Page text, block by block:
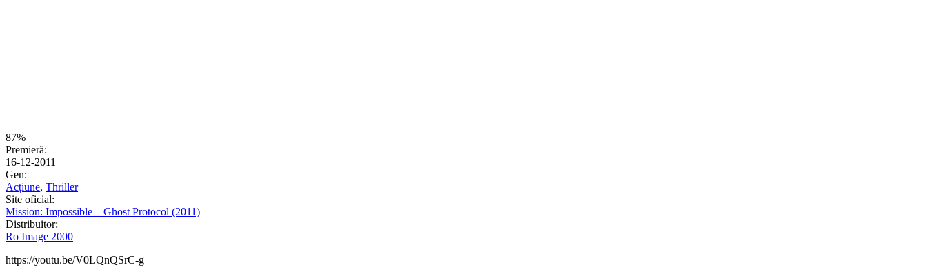
87%
Premieră:
16-12-2011
Gen:
Acțiune, Thriller
Site oficial:
Mission: Impossible – Ghost Protocol (2011)
Distribuitor:
Ro Image 2000
https://youtu.be/V0LQnQSrC-g